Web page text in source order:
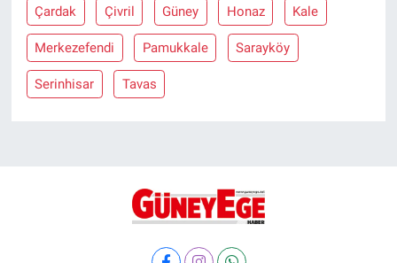
Çardak Çivril Güney Honaz Kale
Merkezefendi Pamukkale Sarayköy
Serinhisar Tavas